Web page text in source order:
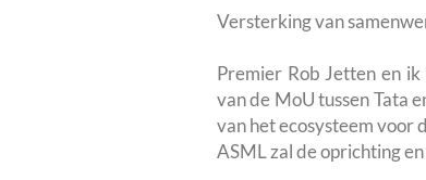
Versterking van
Premier Rob Jetten en
van de MoU tussen Tata
van het ecosysteem voor
ASML zal de oprichting